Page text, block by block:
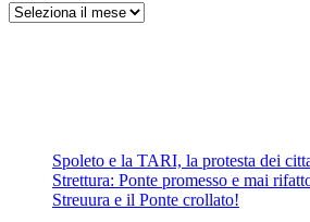
Archivi
Spoleto e la TARI, la protesta dei
Strettura: Ponte promesso e mai
Streuura e il Ponte crollato!